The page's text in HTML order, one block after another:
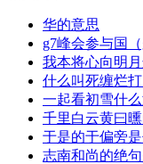
华的意思
g7峰会参与国
我本将心向明
什么叫死缠烂
一起看初雪什么
千里白云黄曰
于是的于偏旁
志南和尚的绝